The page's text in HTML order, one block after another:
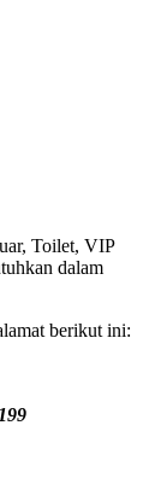
Toilet, VIP
dalam
berikut ini: